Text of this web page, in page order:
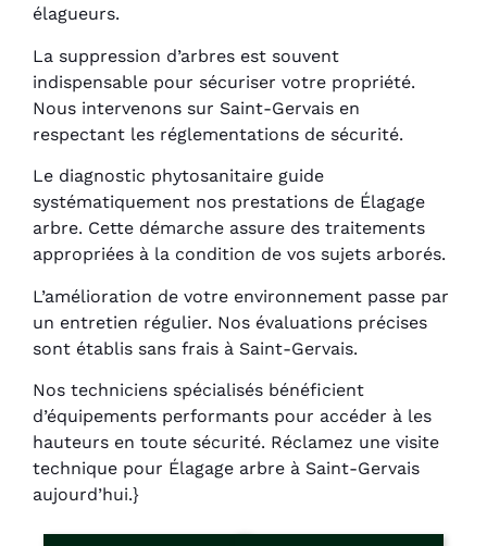
élagueurs.
La suppression d’arbres est souvent
indispensable pour sécuriser votre propriété.
Nous intervenons sur Saint-Gervais en
respectant les réglementations de sécurité.
Le diagnostic phytosanitaire guide
systématiquement nos prestations de Élagage
arbre. Cette démarche assure des traitements
appropriées à la condition de vos sujets arborés.
L’amélioration de votre environnement passe par
un entretien régulier. Nos évaluations précises
sont établis sans frais à Saint-Gervais.
Nos techniciens spécialisés bénéficient
d’équipements performants pour accéder à les
hauteurs en toute sécurité. Réclamez une visite
technique pour Élagage arbre à Saint-Gervais
aujourd’hui.}